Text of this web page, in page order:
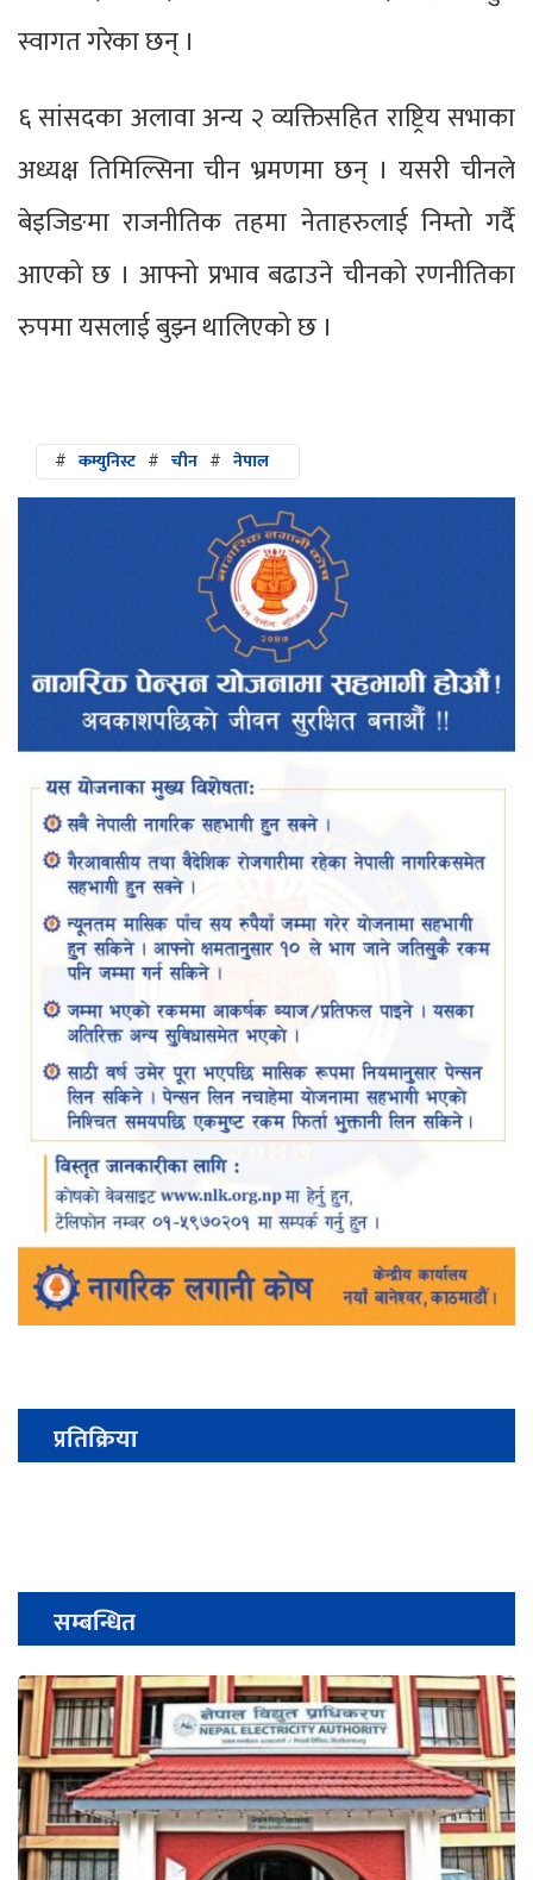
स्वागत गरेका छन् ।
६ सांसदका अलावा अन्य २ व्यक्तिसहित राष्ट्रिय सभाका
अध्यक्ष तिमिल्सिना चीन भ्रमणमा छन् । यसरी चीनले
बेइजिङमा राजनीतिक तहमा नेताहरुलाई निम्तो गर्दै
आएको छ । आफ्नो प्रभाव बढाउने चीनको रणनीतिका
रुपमा यसलाई बुझ्न थालिएको छ ।
# कम्युनिस्ट # चीन # नेपाल
प्रतिक्रिया
सम्बन्धित